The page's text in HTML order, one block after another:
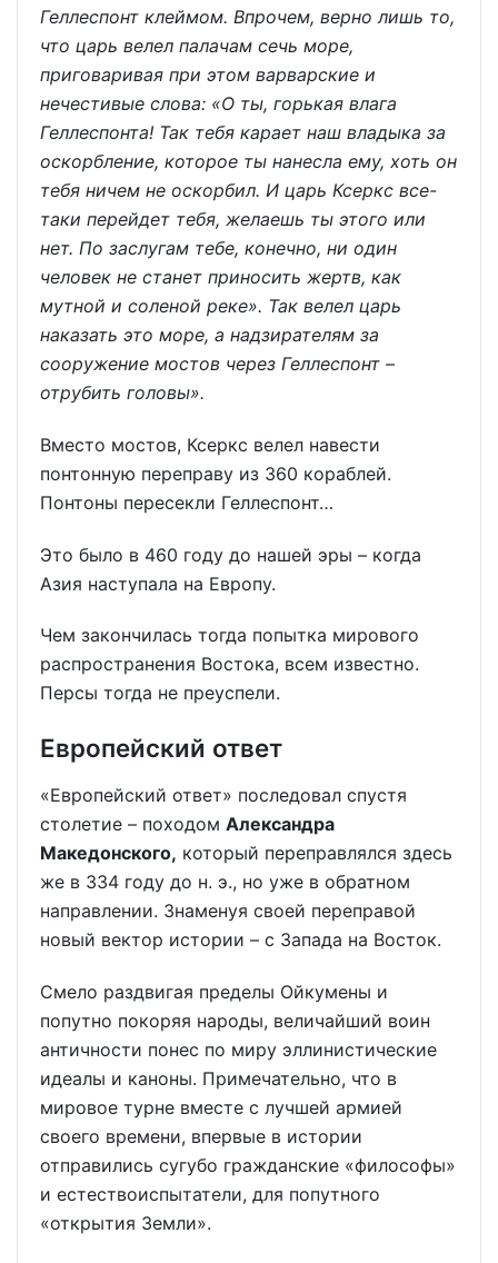
Геллеспонт клеймом. Впрочем, верно лишь то,
что царь велел палачам сечь море,
приговаривая при этом варварские и
нечестивые слова: «О ты, горькая влага
Геллеспонта! Так тебя карает наш владыка за
оскорбление, которое ты нанесла ему, хоть он
тебя ничем не оскорбил. И царь Ксеркс все-
таки перейдет тебя, желаешь ты этого или
нет. По заслугам тебе, конечно, ни один
человек не станет приносить жертв, как
мутной и соленой реке». Так велел царь
наказать это море, а надзирателям за
сооружение мостов через Геллеспонт –
отрубить головы».
Вместо мостов, Ксеркс велел навести
понтонную переправу из 360 кораблей.
Понтоны пересекли Геллеспонт…
Это было в 460 году до нашей эры – когда
Азия наступала на Европу.
Чем закончилась тогда попытка мирового
распространения Востока, всем известно.
Персы тогда не преуспели.
Европейский ответ
«Европейский ответ» последовал спустя
столетие – походом Александра
Македонского, который переправлялся здесь
же в 334 году до н. э., но уже в обратном
направлении. Знаменуя своей переправой
новый вектор истории – с Запада на Восток.
Смело раздвигая пределы Ойкумены и
попутно покоряя народы, величайший воин
античности понес по миру эллинистические
идеалы и каноны. Примечательно, что в
мировое турне вместе с лучшей армией
своего времени, впервые в истории
отправились сугубо гражданские «философы»
и естествоиспытатели, для попутного
«открытия Земли».